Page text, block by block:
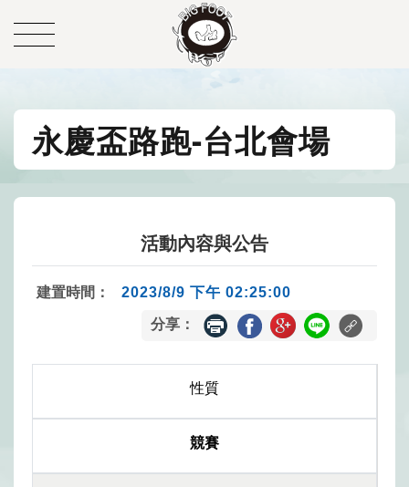
永慶盃路跑-台北會場
活動內容與公告
建置時間： 2023/8/9 下午 02:25:00
分享：
性質
競賽